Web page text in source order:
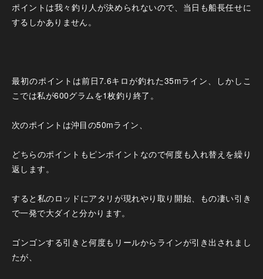
ポイントは我々釣り人が決められないので、当日も船長任せに
するしかありません。
最初のポイントは前日7.6キロが釣れた35mライン、しかしこ
こでは私が600グラムを1枚釣り終了。
次のポイントは沖目の50mライン、
どちらのポイントもピンポイントなので何度も入れ替えを繰り
返します。
すると私のロッドにアタリが現れやり取り開始、もの凄い引き
で一発で大ダイと分かります。
ゴンゴンする引きと何度もリールからラインが引き出されまし
たが、